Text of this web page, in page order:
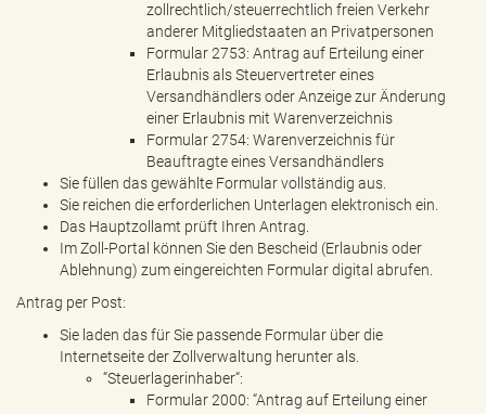
zollrechtlich/steuerrechtlich freien Verkehr
anderer Mitgliedstaaten an Privatpersonen
Formular 2753: Antrag auf Erteilung einer
Erlaubnis als Steuervertreter eines
Versandhändlers oder Anzeige zur Änderung
einer Erlaubnis mit Warenverzeichnis
Formular 2754: Warenverzeichnis für
Beauftragte eines Versandhändlers
Sie füllen das gewählte Formular vollständig aus.
Sie reichen die erforderlichen Unterlagen elektronisch ein.
Das Hauptzollamt prüft Ihren Antrag.
Im Zoll-Portal können Sie den Bescheid (Erlaubnis oder
Ablehnung) zum eingereichten Formular digital abrufen.
Antrag per Post:
Sie laden das für Sie passende Formular über die
Internetseite der Zollverwaltung herunter als.
“Steuerlagerinhaber“:
Formular 2000: “Antrag auf Erteilung einer